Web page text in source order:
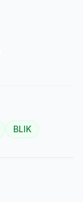
BLIK